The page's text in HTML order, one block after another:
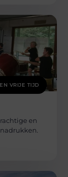
VRIJE TIJD
en